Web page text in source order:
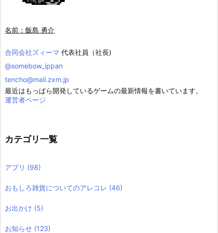
名前：飯島 勇介
合同会社ズィーマ 代表社員（社長)
@somebow_ippan
tencho@mail.zxm.jp
最近はもっぱら開発しているゲームの最新情報を書いています。
運営者ページ
カテゴリ一覧
アプリ (98)
おもしろ雑貨についてのアレコレ (46)
お出かけ (5)
お知らせ (123)